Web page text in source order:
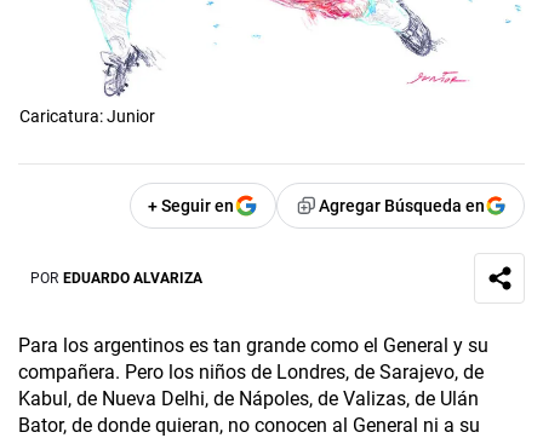
Caricatura: Junior
+ Seguir en Agregar Búsqueda en
POR EDUARDO ALVARIZA
Para los argentinos es tan grande como el General y su
compañera. Pero los niños de Londres, de Sarajevo, de
Kabul, de Nueva Delhi, de Nápoles, de Valizas, de Ulán
Bator, de donde quieran, no conocen al General ni a su